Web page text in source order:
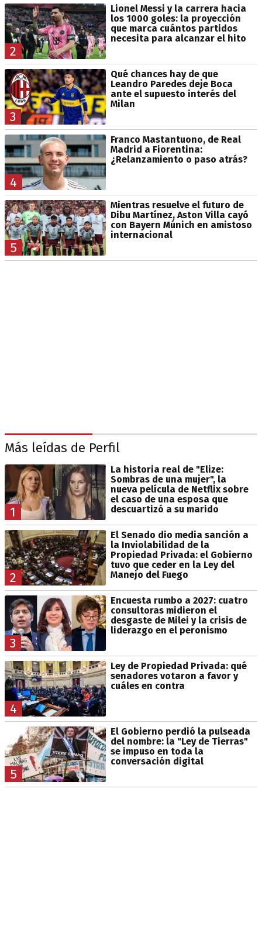
2
Lionel Messi y la carrera hacia
los 1000 goles: la proyección
que marca cuántos partidos
necesita para alcanzar el hito
3
Qué chances hay de que
Leandro Paredes deje Boca
ante el supuesto interés del
Milan
4
Franco Mastantuono, de Real
Madrid a Fiorentina:
¿Relanzamiento o paso atrás?
5
Mientras resuelve el futuro de
Dibu Martínez, Aston Villa cayó
con Bayern Múnich en amistoso
internacional
Más leídas de Perfil
1
La historia real de "Elize:
Sombras de una mujer", la
nueva película de Netflix sobre
el caso de una esposa que
descuartizó a su marido
2
El Senado dio media sanción a
la Inviolabilidad de la
Propiedad Privada: el Gobierno
tuvo que ceder en la Ley del
Manejo del Fuego
3
Encuesta rumbo a 2027: cuatro
consultoras midieron el
desgaste de Milei y la crisis de
liderazgo en el peronismo
4
Ley de Propiedad Privada: qué
senadores votaron a favor y
cuáles en contra
5
El Gobierno perdió la pulseada
del nombre: la "Ley de Tierras"
se impuso en toda la
conversación digital